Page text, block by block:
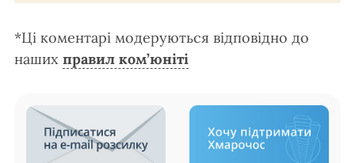
*Ці коментарі модеруються відповідно до
наших правил ком’юніті